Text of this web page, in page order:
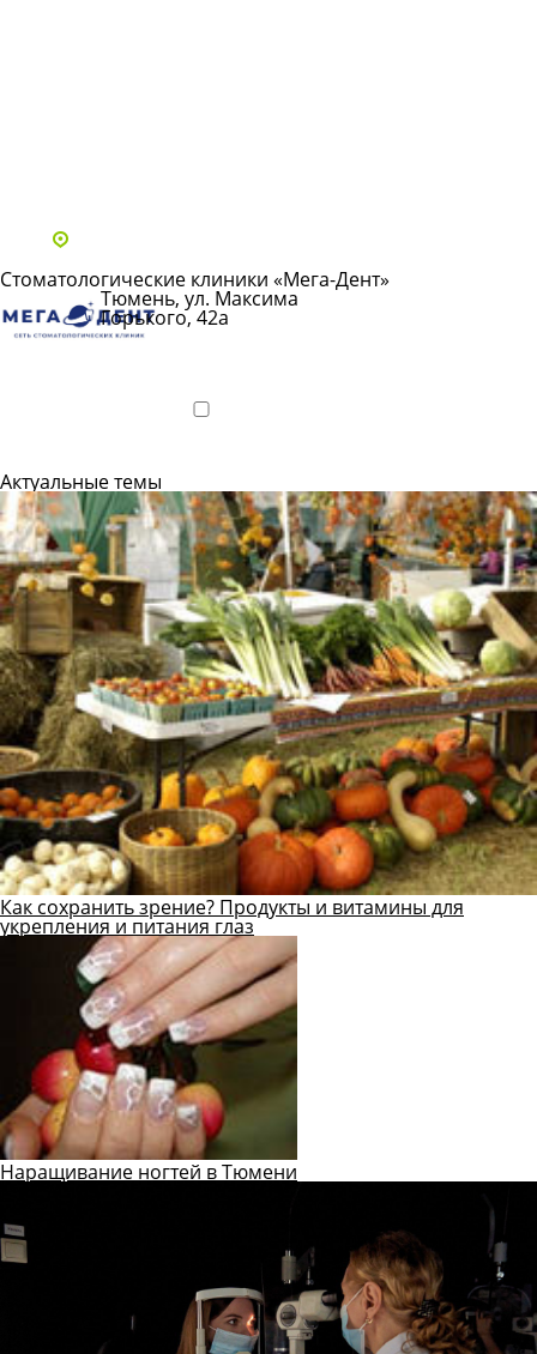
Стоматологические клиники «Мега-Дент»
Тюмень, ул. Максима
Горького, 42а
Актуальные темы
Как сохранить зрение? Продукты и витамины для
укрепления и питания глаз
Наращивание ногтей в Тюмени